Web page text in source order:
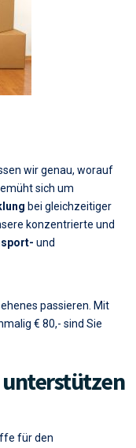
wir genau, worauf
sich um
bei gleichzeitiger
konzentrierte und
und
passieren. Mit
€ 80,- sind Sie
unterstützen
für den